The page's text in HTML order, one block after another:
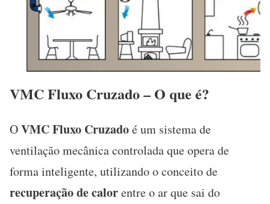
VMC Fluxo Cruzado – O que é?
OVMC Fluxo Cruzadoé um sistema de
ventilação mecânica controlada que opera de
forma inteligente, utilizando o conceito de
recuperação de calorentre o ar que sai do